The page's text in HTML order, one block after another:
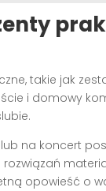
takie jak
i domowy
na koncert
opowieść o